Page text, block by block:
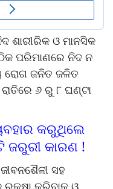
ଓ ମାନସିକ
ପରିମାଣରେ ନିଦ ନ
ରୋଗ ଜନିତ ଜଳିତ
୬ ରୁ ୮ ଘଣ୍ଟା
କରୁଥିଲେ
ଜରୁରୀ କାରଣ !
ସହ
କରିବାକୁ ଓ